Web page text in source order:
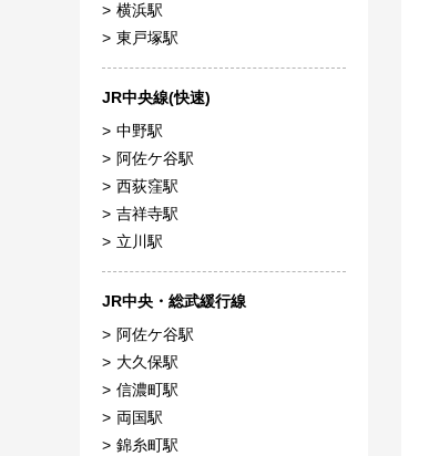
横浜駅
東戸塚駅
JR中央線(快速)
中野駅
阿佐ケ谷駅
西荻窪駅
吉祥寺駅
立川駅
JR中央・総武緩行線
阿佐ケ谷駅
大久保駅
信濃町駅
両国駅
錦糸町駅